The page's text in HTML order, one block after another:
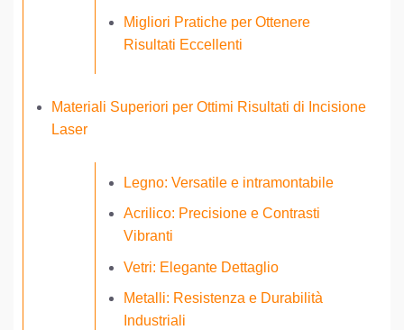
Migliori Pratiche per Ottenere
Risultati Eccellenti
Materiali Superiori per Ottimi Risultati di Incisione
Laser
Legno: Versatile e intramontabile
Acrilico: Precisione e Contrasti
Vibranti
Vetri: Elegante Dettaglio
Metalli: Resistenza e Durabilità
Industriali